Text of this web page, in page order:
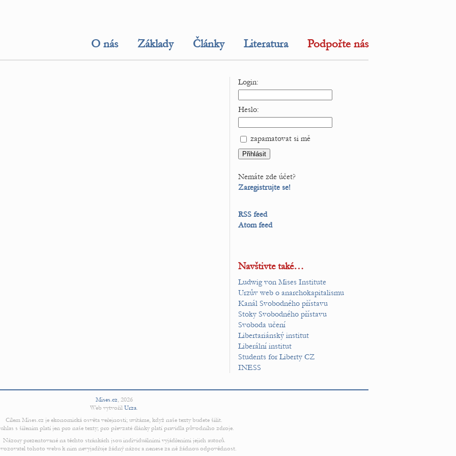
O nás Základy Články Literatura Podpořte nás
Login:
Heslo:
zapamatovat si mě
Nemáte zde účet?
Zaregistrujte se!
RSS feed
Atom feed
Navštivte také…
Ludwig von Mises Institute
Urzův web o anarchokapitalismu
Kanál Svobodného přístavu
Stoky Svobodného přístavu
Svoboda učení
Libertariánský institut
Liberální institut
Students for Liberty CZ
INESS
Mises.cz, 2026
Web vytvořil Urza.
Cílem Mises.cz je ekonomická osvěta veřejnosti; uvítáme, když naše texty budete šířit.
s šířením platí jen pro naše texty; pro převzaté články platí pravidla původního zdroje.
Názory prezentované na těchto stránkách jsou individuálními vyjádřeními jejich autorů.
tohoto webu k nim nevyjadřuje žádný názor a nenese za ně žádnou odpovědnost.